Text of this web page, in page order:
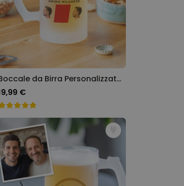
Boccale da Birra Personalizzato con Logo e 4 Volti
€